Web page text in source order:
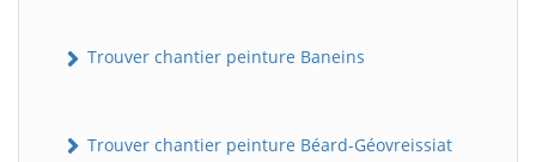
Trouver chantier peinture Baneins
Trouver chantier peinture Béard-Géovreissiat